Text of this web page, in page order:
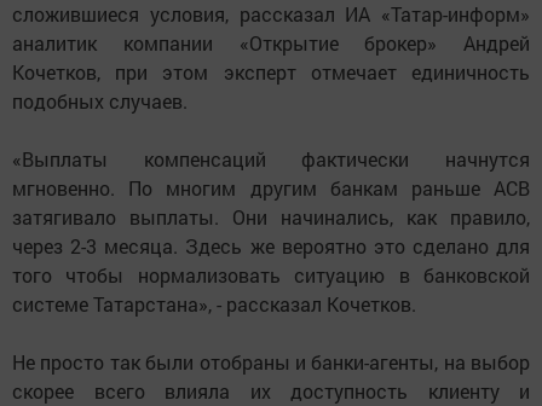
сложившиеся условия, рассказал ИА «Татар-информ»
аналитик компании «Открытие брокер» Андрей
Кочетков, при этом эксперт отмечает единичность
подобных случаев.
«Выплаты компенсаций фактически начнутся
мгновенно. По многим другим банкам раньше АСВ
затягивало выплаты. Они начинались, как правило,
через 2-3 месяца. Здесь же вероятно это сделано для
того чтобы нормализовать ситуацию в банковской
системе Татарстана», - рассказал Кочетков.
Не просто так были отобраны и банки-агенты, на выбор
скорее всего влияла их доступность клиенту и